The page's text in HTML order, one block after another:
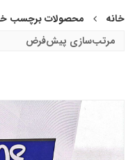
خانه محصولات برچسب